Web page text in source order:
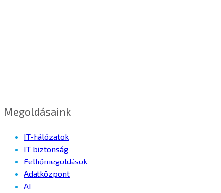
Megoldásaink
IT-hálózatok
IT biztonság
Felhőmegoldások
Adatközpont
AI